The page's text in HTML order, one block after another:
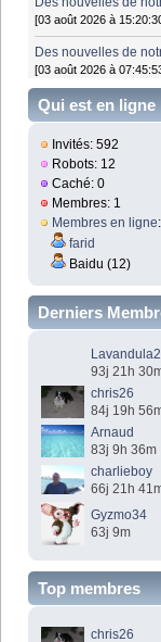
[03 août 2026 à
Des nouvelles de
[03 août 2026 à
Qui est en ligne
Invités: 592
Robots: 12
Caché: 0
Membres: 1
Membres en ligne:
farid
Baidu (12)
Derniers
Lavandula2
93j 21h
chris26
84j 19h
Arnaud
83j 9h 36m
charlieboy
66j 21h
Gyzmo34
63j 9m
Top membres
chris26